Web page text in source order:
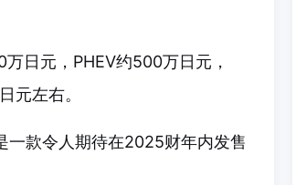
日元，PHEV约500万日元，
元左右。
一款令人期待在2025财年内发售